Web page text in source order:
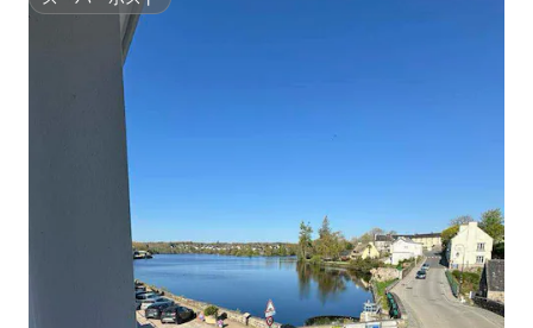
スーパーホスト